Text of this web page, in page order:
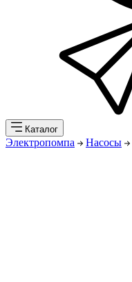
Каталог
Электропомпа Насосы